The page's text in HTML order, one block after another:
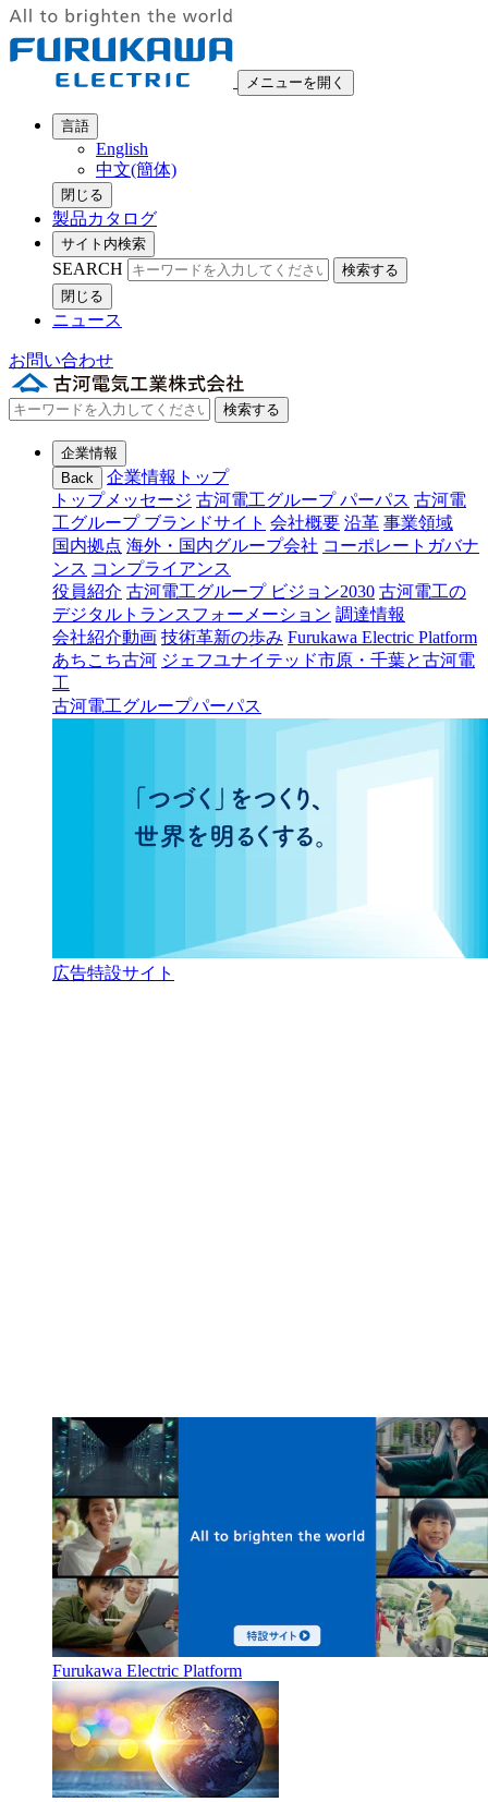
メニューを開く
言語
English
中文(簡体)
閉じる
製品カタログ
サイト内検索
SEARCH
検索する
閉じる
ニュース
お問い合わせ
検索する
企業情報
Back
企業情報トップ
トップメッセージ 古河電工グループ パーパス 古河電
工グループ ブランドサイト 会社概要 沿革 事業領域
国内拠点 海外・国内グループ会社 コーポレートガバナ
ンス コンプライアンス
役員紹介 古河電工グループ ビジョン2030 古河電工の
デジタルトランスフォーメーション 調達情報
会社紹介動画 技術革新の歩み Furukawa Electric Platform
あちこち古河 ジェフユナイテッド市原・千葉と古河電
工
古河電工グループパーパス
広告特設サイト
Furukawa Electric Platform